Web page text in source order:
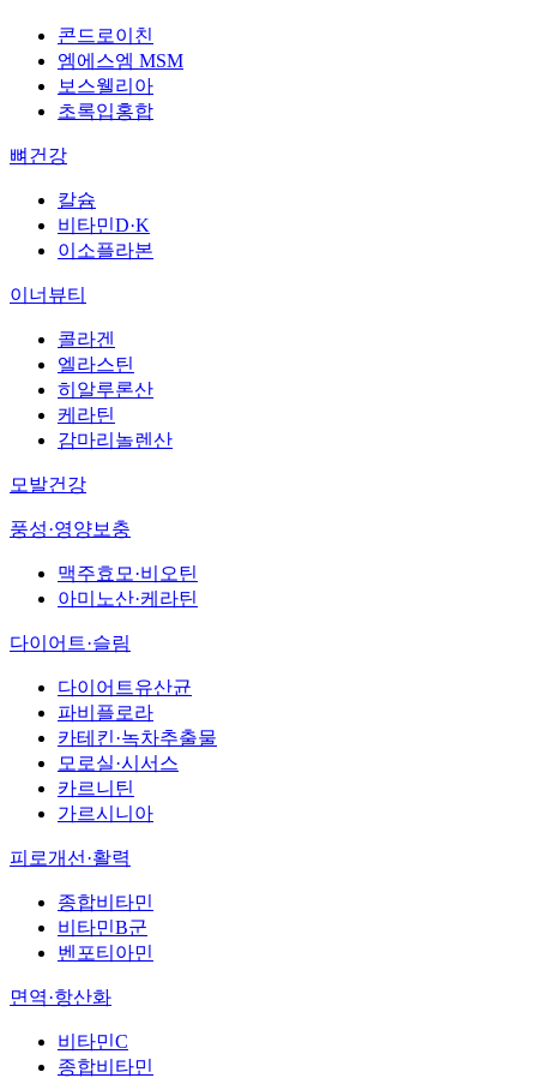
콘드로이친
엠에스엠 MSM
보스웰리아
초록입홍합
뼈건강
칼슘
비타민D·K
이소플라본
이너뷰티
콜라겐
엘라스틴
히알루론산
케라틴
감마리놀렌산
모발건강
풍성·영양보충
맥주효모·비오틴
아미노산·케라틴
다이어트·슬림
다이어트유산균
파비플로라
카테킨·녹차추출물
모로실·시서스
카르니틴
가르시니아
피로개선·활력
종합비타민
비타민B군
벤포티아민
면역·항산화
비타민C
종합비타민